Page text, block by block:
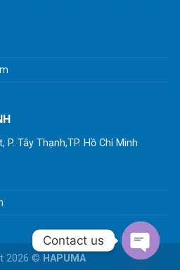
Tây Thạnh,TP. Hồ Chí Minh
2026 © HAPUMA
Contact us